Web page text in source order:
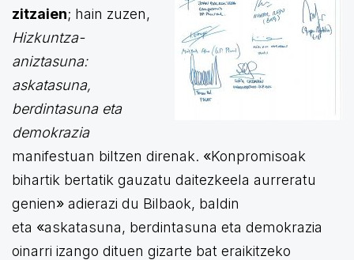
zitzaien; hain zuzen,
Hizkuntza-
aniztasuna:
askatasuna,
berdintasuna eta
demokrazia
manifestuan biltzen direnak. «Konpromisoak
bihartik bertatik gauzatu daitezkeela aurreratu
genien» adierazi du Bilbaok, baldin
eta «askatasuna, berdintasuna eta demokrazia
oinarri izango dituen gizarte bat eraikitzeko